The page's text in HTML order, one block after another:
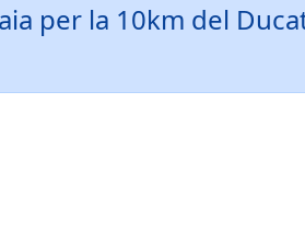
per la 10km del